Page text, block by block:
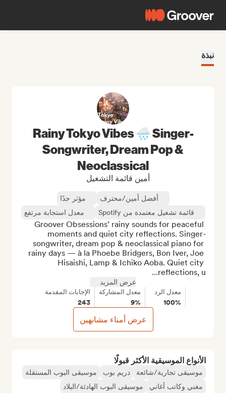
نبذة
الأنواع الموسيقية الأكثر قبولًا
موسيقى تجارية/شائعة دريم بوب
موسيقى البوب المستقلة
مغني وكاتب أغاني
موسيقى البوب الهادئة/البلاد
Rainy Tokyo Vibes 🌧️ Singer-
Songwriter, Dream Pop &
Neoclassical
أمين قائمة التشغيل
أفضل أمين/محترف
مؤثر جدًا
قائمة تشغيل معتمدة من Spotify
معدل استجابة مرتفع
Groover Obsessions’ rainy sounds for peaceful
moments and quiet city reflections. Singer-
songwriter, dream pop & neoclassical piano for
rainy days — à la Phoebe Bridgers, Bon Iver, Joe
Hisaishi, Lamp & Ichiko Aoba. Quiet city
reflections, u...
عرض المزيد
معدل الرد
100%
معدل المشاركة
9%
الإجابات المقدمة
243
عرض أمناء مشابهين